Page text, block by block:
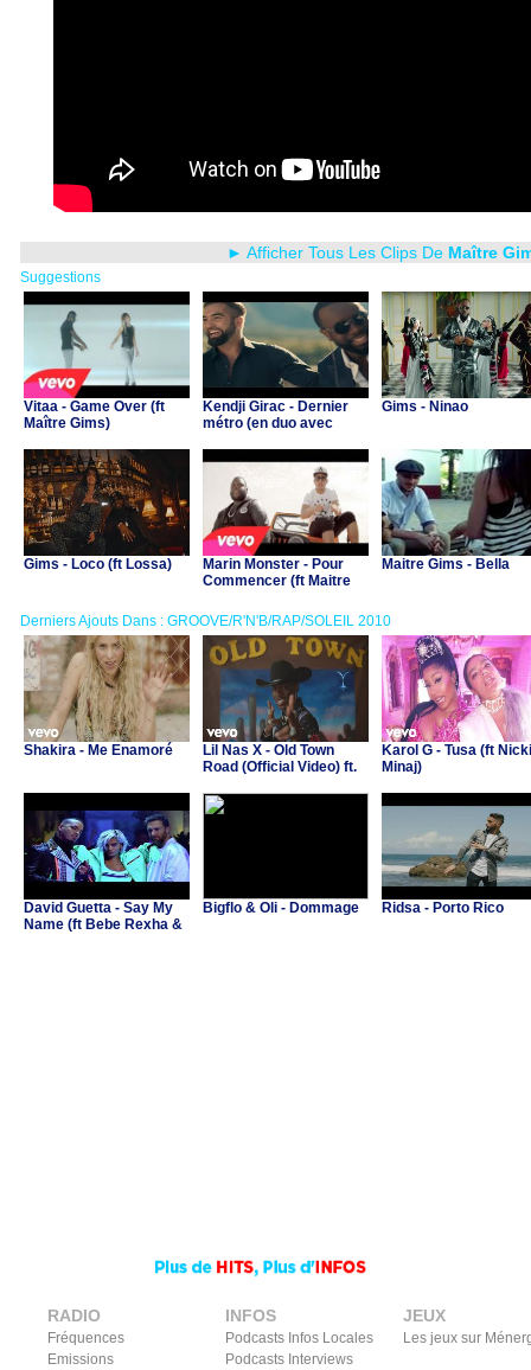
► Afficher Tous Les Clips De Maître
Suggestions
Vitaa - Game Over (ft
Maître Gims)
Kendji Girac - Dernier
métro (en duo avec
Gims - Ninao
Gims - Loco (ft Lossa)
Marin Monster - Pour
Commencer (ft Maitre
Maitre Gims - Bella
Derniers Ajouts Dans : GROOVE/R'N'B/RAP/SOLEIL 2010
Shakira - Me Enamoré
Lil Nas X - Old Town
Road (Official Video) ft.
Karol G - Tusa (ft Nicki
Minaj)
David Guetta - Say My
Name (ft Bebe Rexha &
Bigflo & Oli - Dommage Ridsa - Porto Rico
RADIO
Fréquences
Emissions
INFOS
Podcasts Infos Locales
Podcasts Interviews
JEUX
Les jeux sur